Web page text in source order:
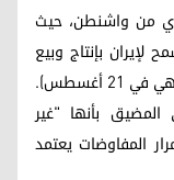
من واشنطن، حيث
لإيران بإنتاج وبيع
النفط بشكل مؤقت (كان من المفترض أن ينتهي في 21 أغسطس).
بأنها "غير
المفاوضات يعتمد